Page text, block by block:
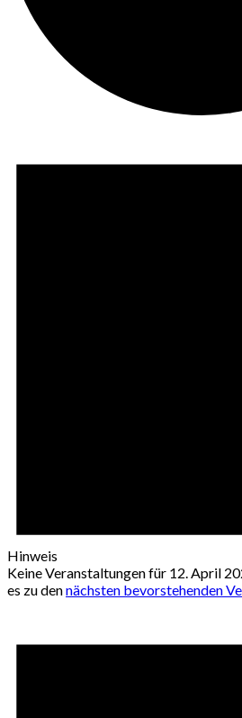
Hinweis
Keine Veranstaltungen für 12. April
es zu dennächsten bevorstehenden